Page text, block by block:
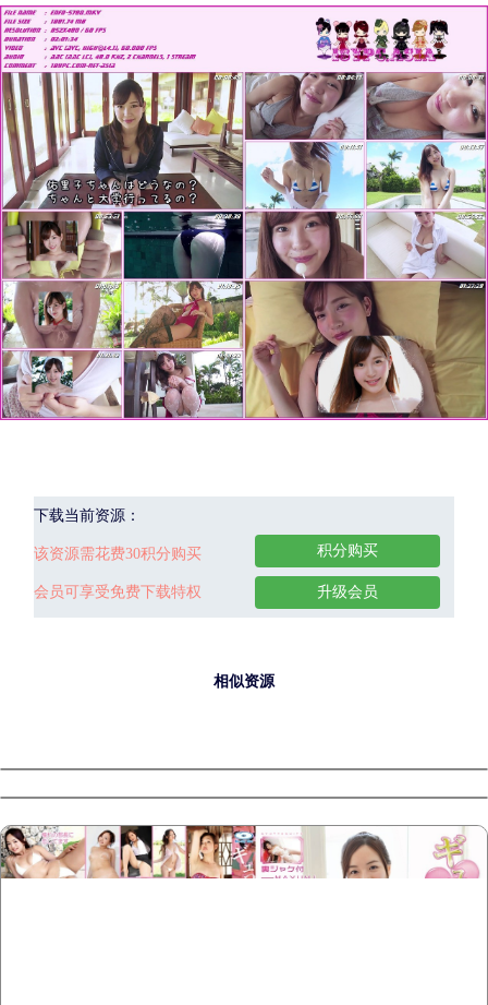
下载当前资源：
该资源需花费30积分购买
会员可享受免费下载特权
积分购买
升级会员
相似资源